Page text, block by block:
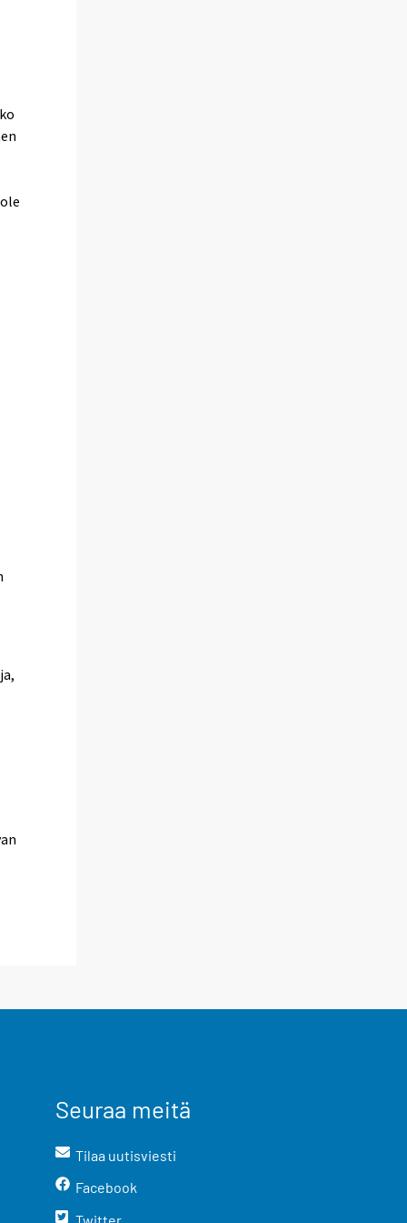
Seuraa meitä
Tilaa uutisviesti
Facebook
Twitter